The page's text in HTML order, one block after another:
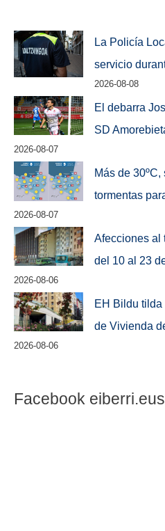
La Policía
servicio
2026-08-08
El debarra
SD
2026-08-07
Más de
tormentas
2026-08-07
Afecciones al
del 10 al 23
2026-08-06
EH Bildu
de Vivienda
2026-08-06
Facebook eiberri.eus